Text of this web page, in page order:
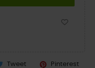
Tweet Pinterest